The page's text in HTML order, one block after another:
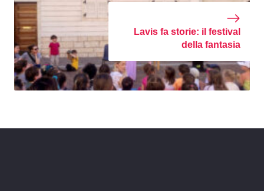
Lavis fa storie: il festival
della fantasia